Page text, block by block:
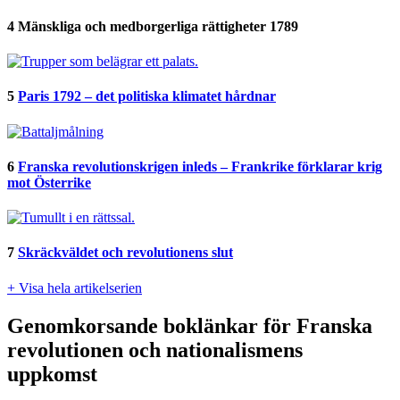
4 Mänskliga och medborgerliga rättigheter 1789
5 Paris 1792 – det politiska klimatet hårdnar
6 Franska revolutionskrigen inleds – Frankrike förklarar krig
mot Österrike
7 Skräckväldet och revolutionens slut
+ Visa hela artikelserien
Genomkorsande boklänkar för Franska
revolutionen och nationalismens
uppkomst